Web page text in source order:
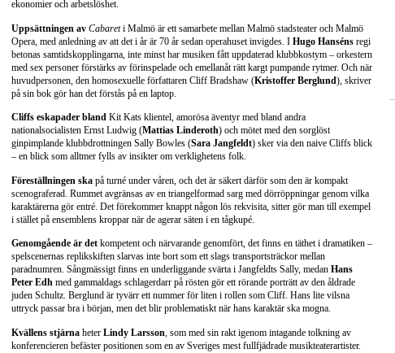
ekonomier och arbetslöshet.
Uppsättningen av Cabareti Malmö är ett samarbete mellan Malmö stadsteater och Malmö
Opera, med anledning av att det i år är 70 år sedan operahuset invigdes. I Hugo Hanséns regi
betonas samtidskopplingarna, inte minst har musiken fått uppdaterad klubbkostym – orkestern
med sex personer förstärks av förinspelade och emellanåt rätt kargt pumpande rytmer. Och när
huvudpersonen, den homosexuelle författaren Cliff Bradshaw (Kristoffer Berglund), skriver
på sin bok gör han det förstås på en laptop.
Cliffs eskapader bland Kit Kats klientel, amorösa äventyr med bland andra
nationalsocialisten Ernst Ludwig (Mattias Linderoth) och mötet med den sorglöst
ginpimplande klubbdrottningen Sally Bowles (Sara Jangfeldt) sker via den naive Cliffs blick
– en blick som alltmer fylls av insikter om verklighetens folk.
Föreställningen ska på turné under våren, och det är säkert därför som den är kompakt
scenograferad. Rummet avgränsas av en triangelformad sarg med dörröppningar genom vilka
karaktärerna gör entré. Det förekommer knappt någon lös rekvisita, sitter gör man till exempel
i stället på ensemblens kroppar när de agerar säten i en tågkupé.
Genomgående är det kompetent och närvarande genomfört, det finns en täthet i dramatiken –
spelscenernas replikskiften slarvas inte bort som ett slags transportsträckor mellan
paradnumren. Sångmässigt finns en underliggande svärta i Jangfeldts Sally, medan Hans
Peter Edh med gammaldags schlagerdarr på rösten gör ett rörande porträtt av den åldrade
juden Schultz. Berglund är tyvärr ett nummer för liten i rollen som Cliff. Hans lite vilsna
uttryck passar bra i början, men det blir problematiskt när hans karaktär ska mogna.
Kvällens stjärna heter Lindy Larsson , som med sin rakt igenom intagande tolkning av
konferencieren befäster positionen som en av Sveriges mest fullfjädrade musikteaterartister.